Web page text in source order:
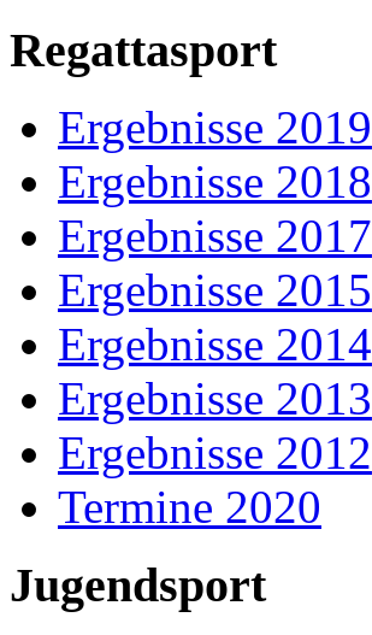
Regattasport
Ergebnisse 2019
Ergebnisse 2018
Ergebnisse 2017
Ergebnisse 2015
Ergebnisse 2014
Ergebnisse 2013
Ergebnisse 2012
Termine 2020
Jugendsport